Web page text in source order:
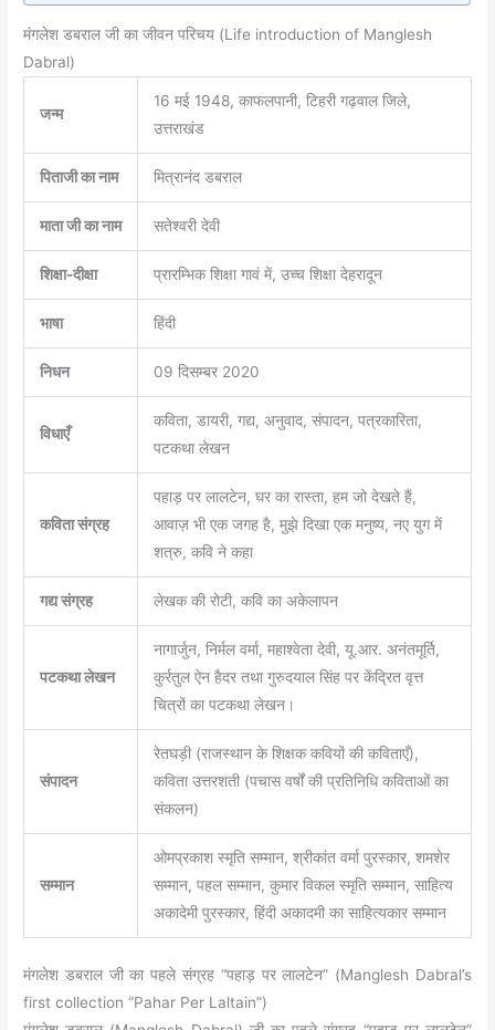
मंगलेश डबराल जी का जीवन परिचय (Life introduction of Manglesh
Dabral)
जन्म
16 मई 1948, काफलपानी, टिहरी गढ़वाल जिले,
उत्तराखंड
पिताजी का नाम मित्रानंद डबराल
माता जी का नाम सतेश्वरी देवी
शिक्षा-दीक्षा प्रारम्भिक शिक्षा गावं में, उच्च शिक्षा देहरादून
भाषा हिंदी
निधन 09 दिसम्बर 2020
विधाएँ
कविता, डायरी, गद्य, अनुवाद, संपादन, पत्रकारिता,
पटकथा लेखन
कविता संग्रह
पहाड़ पर लालटेन, घर का रास्ता, हम जो देखते हैं,
आवाज़ भी एक जगह है, मुझे दिखा एक मनुष्य, नए युग में
शत्रु, कवि ने कहा
गद्य संग्रह लेखक की रोटी, कवि का अकेलापन
पटकथा लेखन
नागार्जुन, निर्मल वर्मा, महाश्वेता देवी, यू.आर. अनंतमूर्ति,
कुर्रतुल ऐन हैदर तथा गुरुदयाल सिंह पर केंद्रित वृत्त
चित्रों का पटकथा लेखन।
संपादन
रेतघड़ी (राजस्थान के शिक्षक कवियों की कविताएँ),
कविता उत्तरशती (पचास वर्षों की प्रतिनिधि कविताओं का
संकलन)
सम्मान
ओमप्रकाश स्मृति सम्मान, श्रीकांत वर्मा पुरस्कार, शमशेर
सम्मान, पहल सम्मान, कुमार विकल स्मृति सम्मान, साहित्य
अकादेमी पुरस्कार, हिंदी अकादमी का साहित्यकार सम्मान
मंगलेश डबराल जी का पहले संग्रह “पहाड़ पर लालटेन” (Manglesh Dabral’s
first collection “Pahar Per Laltain”)